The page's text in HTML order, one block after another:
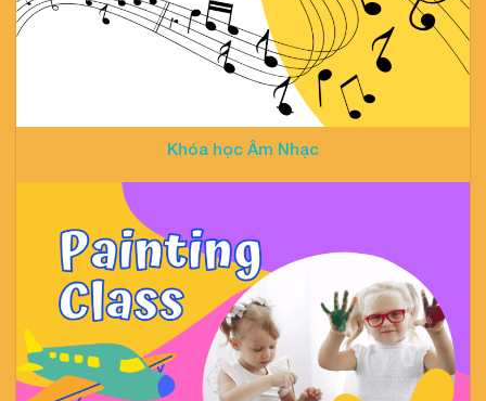
Khóa học Âm Nhạc